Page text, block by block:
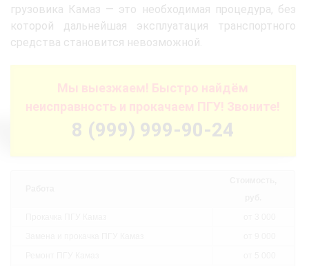
грузовика Камаз — это необходимая процедура, без
которой дальнейшая эксплуатация транспортного
средства становится невозможной.
Мы выезжаем! Быстро найдём
неисправность и прокачаем ПГУ! Звоните!
8 (999) 999-90-24